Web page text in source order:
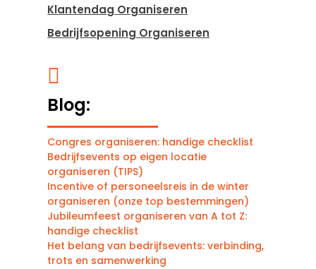
Klantendag Organiseren
Bedrijfsopening Organiseren

Blog:
Congres organiseren: handige checklist
Bedrijfsevents op eigen locatie
organiseren (TIPS)
Incentive of personeelsreis in de winter
organiseren (onze top bestemmingen)
Jubileumfeest organiseren van A tot Z:
handige checklist
Het belang van bedrijfsevents: verbinding,
trots en samenwerking